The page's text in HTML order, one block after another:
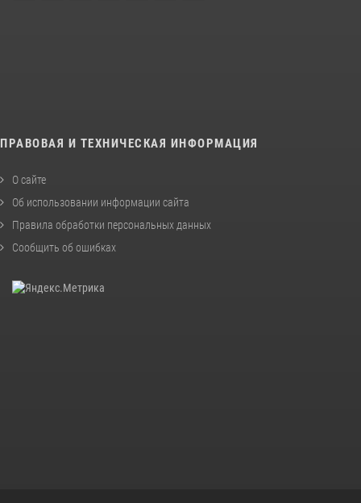
ПРАВОВАЯ И ТЕХНИЧЕСКАЯ ИНФОРМАЦИЯ
О сайте
Об использовании информации сайта
Правила обработки персональных данных
Сообщить об ошибках